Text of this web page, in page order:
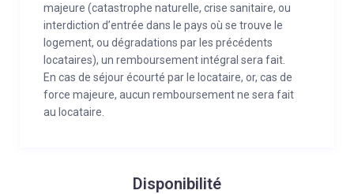
majeure (catastrophe naturelle, crise sanitaire, ou
interdiction d’entrée dans le pays où se trouve le
logement, ou dégradations par les précédents
locataires), un remboursement intégral sera fait.
En cas de séjour écourté par le locataire, or, cas de
force majeure, aucun remboursement ne sera fait
au locataire.
Disponibilité